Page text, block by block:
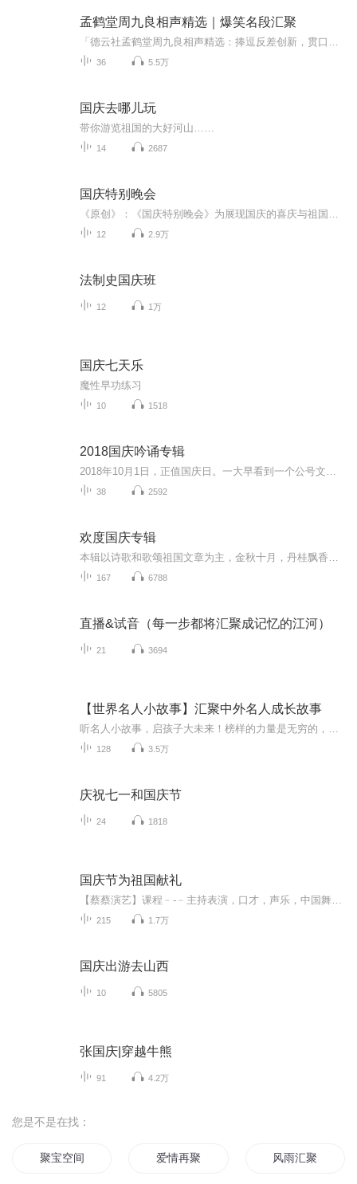
孟鹤堂周九良相声精选｜爆笑名段汇聚
36 5.5万
国庆去哪儿玩
带你游览祖国的大好河山……
14 2687
国庆特别晚会
12 2.9万
法制史国庆班
12 1万
国庆七天乐
魔性早功练习
10 1518
2018国庆吟诵专辑
38 2592
欢度国庆专辑
167 6788
直播&试音（每一步都将汇聚成记忆的江河）
21 3694
【世界名人小故事】汇聚中外名人成长故事
128 3.5万
庆祝七一和国庆节
24 1818
国庆节为祖国献礼
215 1.7万
国庆出游去山西
10 5805
张国庆|穿越牛熊
91 4.2万
您是不是在找：
聚宝空间 爱情再聚 风雨汇聚